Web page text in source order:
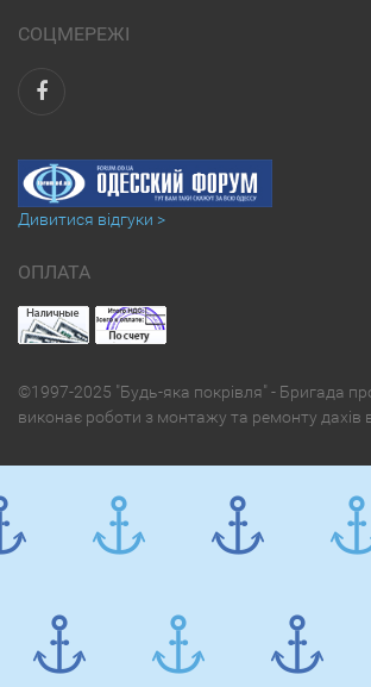
СОЦМЕРЕЖІ
Дивитися відгуки >
ОПЛАТА
©1997-2025 "Будь-яка покрівля" - Бригада
виконає роботи з монтажу та ремонту дахів